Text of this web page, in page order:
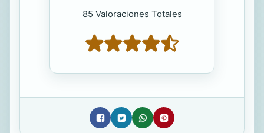
85 Valoraciones Totales